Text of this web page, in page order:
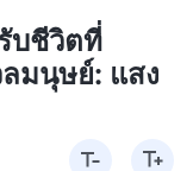
บชีวิตที่
ลมนุษย์: แสง